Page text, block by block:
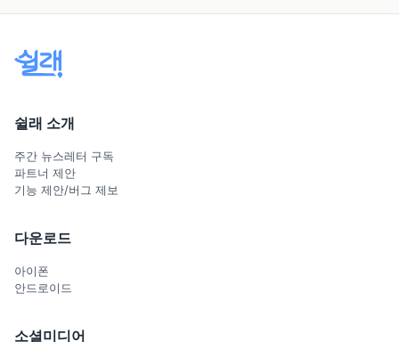
쉴래 소개
주간 뉴스레터 구독
파트너 제안
기능 제안/버그 제보
다운로드
아이폰
안드로이드
소셜미디어